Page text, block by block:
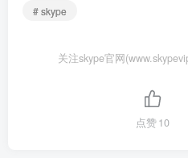
# skype
关注skype官网
点赞10